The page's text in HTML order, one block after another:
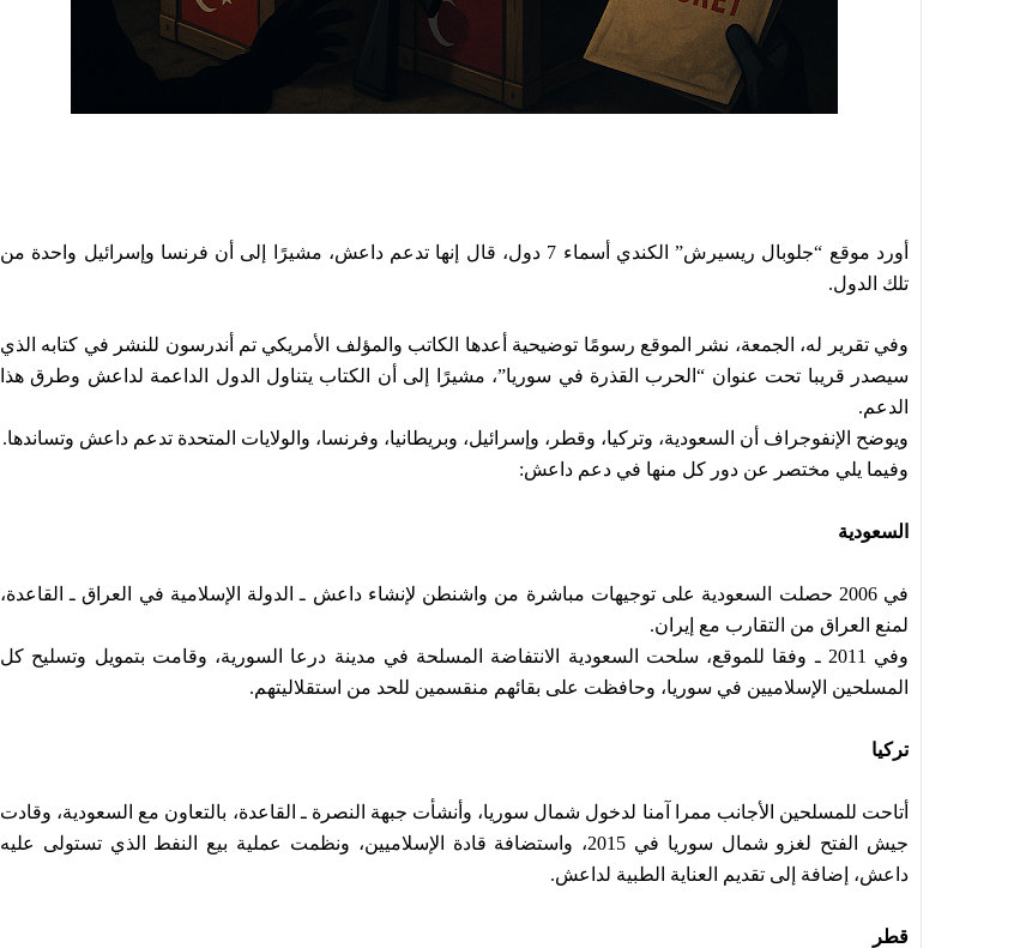
أورد موقع “جلوبال ريسيرش” الكندي أسماء 7 دول، قال إنها تدعم داعش، مشيرًا إلى أن فرنسا وإسرائيل واحدة من
تلك الدول.
وفي تقرير له، الجمعة، نشر الموقع رسومًا توضيحية أعدها الكاتب والمؤلف الأمريكي تم أندرسون للنشر في كتابه الذي
سيصدر قريبا تحت عنوان “الحرب القذرة في سوريا”، مشيرًا إلى أن الكتاب يتناول الدول الداعمة لداعش وطرق هذا
الدعم.
ويوضح الإنفوجراف أن السعودية، وتركيا، وقطر، وإسرائيل، وبريطانيا، وفرنسا، والولايات المتحدة تدعم داعش وتساندها.
وفيما يلي مختصر عن دور كل منها في دعم داعش:
السعودية
في 2006 حصلت السعودية على توجيهات مباشرة من واشنطن لإنشاء داعش ـ الدولة الإسلامية في العراق ـ القاعدة،
لمنع العراق من التقارب مع إيران.
وفي 2011 ـ وفقا للموقع، سلحت السعودية الانتفاضة المسلحة في مدينة درعا السورية، وقامت بتمويل وتسليح كل
المسلحين الإسلاميين في سوريا، وحافظت على بقائهم منقسمين للحد من استقلاليتهم.
تركيا
أتاحت للمسلحين الأجانب ممرا آمنا لدخول شمال سوريا، وأنشأت جبهة النصرة ـ القاعدة، بالتعاون مع السعودية، وقادت
جيش الفتح لغزو شمال سوريا في 2015، واستضافة قادة الإسلاميين، ونظمت عملية بيع النفط الذي تستولى عليه
داعش، إضافة إلى تقديم العناية الطبية لداعش.
قطر